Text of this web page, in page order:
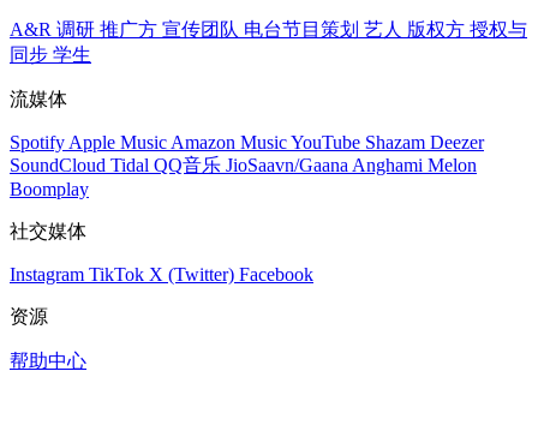
A&R 调研 推广方 宣传团队 电台节目策划 艺人 版权方 授权与
同步 学生
流媒体
Spotify Apple Music Amazon MusicYouTube Shazam Deezer
SoundCloud Tidal QQ音乐 JioSaavn/Gaana Anghami Melon
Boomplay
社交媒体
Instagram TikTok X (Twitter) Facebook
资源
帮助中心